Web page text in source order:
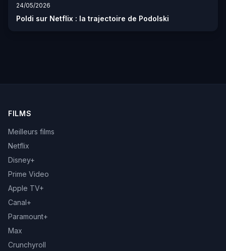
24/05/2026
Poldi sur Netflix : la trajectoire de Podolski
FILMS
Meilleurs films
Netflix
Disney+
Prime Video
Apple TV+
Canal+
Paramount+
Max
Crunchyroll